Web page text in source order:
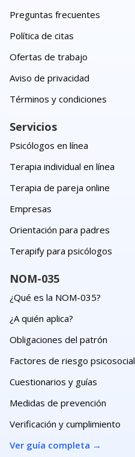
Preguntas frecuentes
Política de citas
Ofertas de trabajo
Aviso de privacidad
Términos y condiciones
Servicios
Psicólogos en línea
Terapia individual en línea
Terapia de pareja online
Empresas
Orientación para padres
Terapify para psicólogos
NOM-035
¿Qué es la NOM-035?
¿A quién aplica?
Obligaciones del patrón
Factores de riesgo psicosocial
Cuestionarios y guías
Medidas de prevención
Verificación y cumplimiento
Ver guía completa →